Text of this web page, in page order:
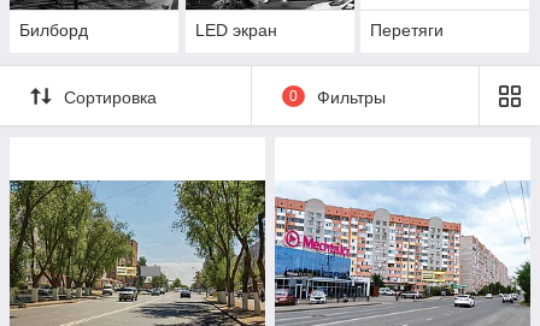
Билборд LED экран Перетяги
Сортировка 0 Фильтры